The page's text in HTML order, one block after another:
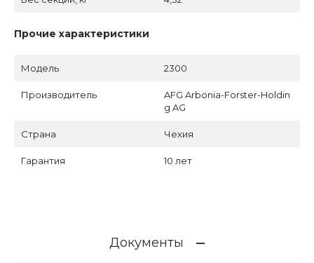
Прочие характеристики
Модель 2300
Производитель
AFG Arbonia-Forster-Holdin
g AG
Страна Чехия
Гарантия 10 лет
Документы